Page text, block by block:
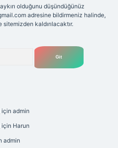
olduğunu düşündüğünüz
adresine bildirmeniz halinde,
kaldırılacaktır.
için admin
için Harun
admin